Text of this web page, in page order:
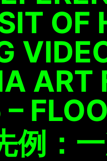
OF
ART
例：